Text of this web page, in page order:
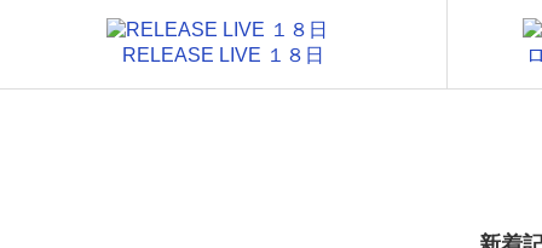
RELEASE LIVE １８日